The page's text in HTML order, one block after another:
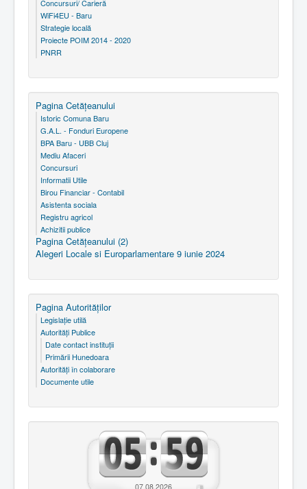
Concursuri/ Carieră
WiFi4EU - Baru
Strategie locală
Proiecte POIM 2014 - 2020
PNRR
Pagina Cetăţeanului
Istoric Comuna Baru
G.A.L. - Fonduri Europene
BPA Baru - UBB Cluj
Mediu Afaceri
Concursuri
Informatii Utile
Birou Financiar - Contabil
Asistenta sociala
Registru agricol
Achizitii publice
Pagina Cetăţeanului (2)
Alegeri Locale si Europarlamentare 9 iunie 2024
Pagina Autorităţilor
Legislaţie utilă
Autorităţi Publice
Date contact instituţii
Primării Hunedoara
Autorităţi în colaborare
Documente utile
07.08.2026